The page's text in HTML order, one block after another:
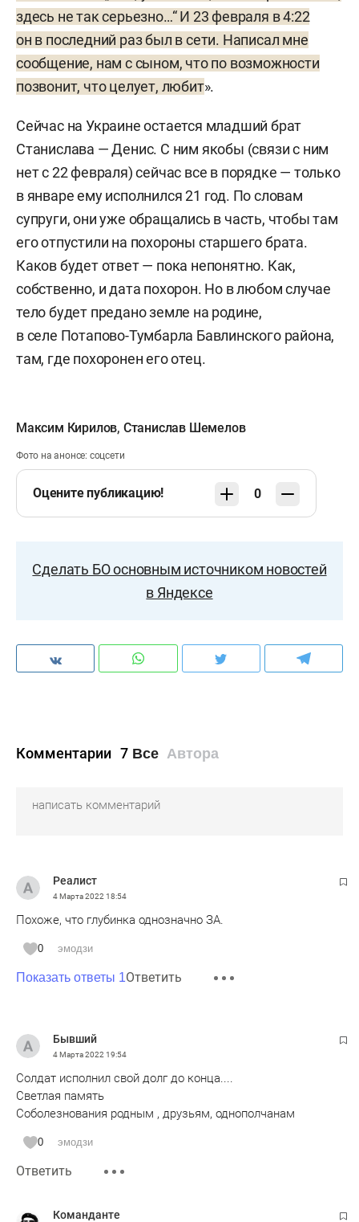
здесь не так серьезно…“ И 23 февраля в 4:22
он в последний раз был в сети. Написал мне
сообщение, нам с сыном, что по возможности
позвонит, что целует, любит».
Сейчас на Украине остается младший брат
Станислава — Денис. С ним якобы (связи с ним
нет с 22 февраля) сейчас все в порядке — только
в январе ему исполнился 21 год. По словам
супруги, они уже обращались в часть, чтобы там
его отпустили на похороны старшего брата.
Каков будет ответ — пока непонятно. Как,
собственно, и дата похорон. Но в любом случае
тело будет предано земле на родине,
в селе Потапово-Тумбарла Бавлинского района,
там, где похоронен его отец.
Максим Кирилов, Станислав Шемелов
Фото на анонсе: соцсети
Оцените публикацию! 0
Сделать БО основным источником новостей
в Яндексе
Комментарии 7 Все Автора
Pеалист
4 Марта 2022 18:54
Похоже, что глубинка однозначно ЗА.
0 эмодзи
Показать ответы 1Ответить
Бывший
4 Марта 2022 19:54
Солдат исполнил свой долг до конца....
Светлая память
Соболезнования родным , друзьям, однополчанам
0 эмодзи
Ответить
Команданте